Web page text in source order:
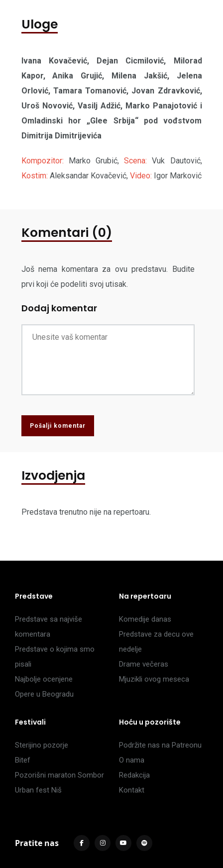
Uloge
Ivana Kovačević, Dejan Cicmilović, Milorad
Kapor, Anika Grujić, Milena Jakšić, Jelena
Orlović, Tamara Tomanović, Jovan Zdravković,
Uroš Novović, Vasilj Adžić, Marko Panajotović i
Omladinski hor „Glee Srbija“ pod vođstvom
Dimitrija Dimitrijevića
Kompozitor: Marko Grubić,Scena:Vuk Dautović,
Kostim: Aleksandar Kovačević, Video: Igor Marković
Komentari (0)
Još nema komentara za ovu predstavu. Budite
prvi koji će podeliti svoj utisak.
Dodaj komentar
Pošalji komentar
Izvodjenja
Predstava trenutno nije na repertoaru.
Predstave
Predstave sa najviše
komentara
Predstave o kojima smo
pisali
Najbolje ocenjene
Opere u Beogradu
Na repertoaru
Komedije danas
Predstave za decu ove
nedelje
Drame večeras
Mjuzikli ovog meseca
Festivali
Sterijino pozorje
Bitef
Pozorišni maraton Sombor
Urban fest Niš
Hoću u pozorište
Podržite nas na Patreonu
O nama
Redakcija
Kontakt
Pratite nas